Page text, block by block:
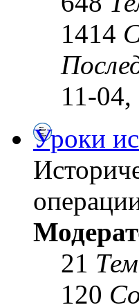
1414
11-
Уроки
21
120